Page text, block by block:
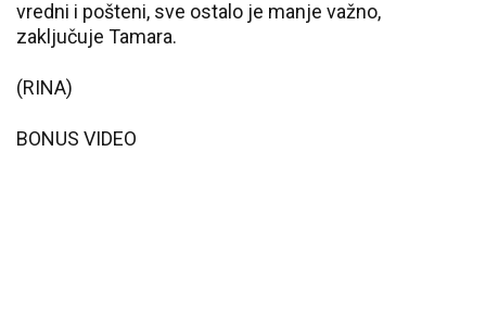
vredni i pošteni, sve ostalo je manje važno,
zaključuje Tamara.
(RINA)
BONUS VIDEO